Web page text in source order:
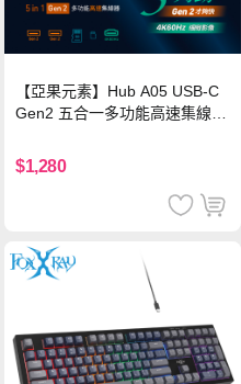
【亞果元素】Hub A05 USB-C
Gen2 五合一多功能高速集線
$1,280